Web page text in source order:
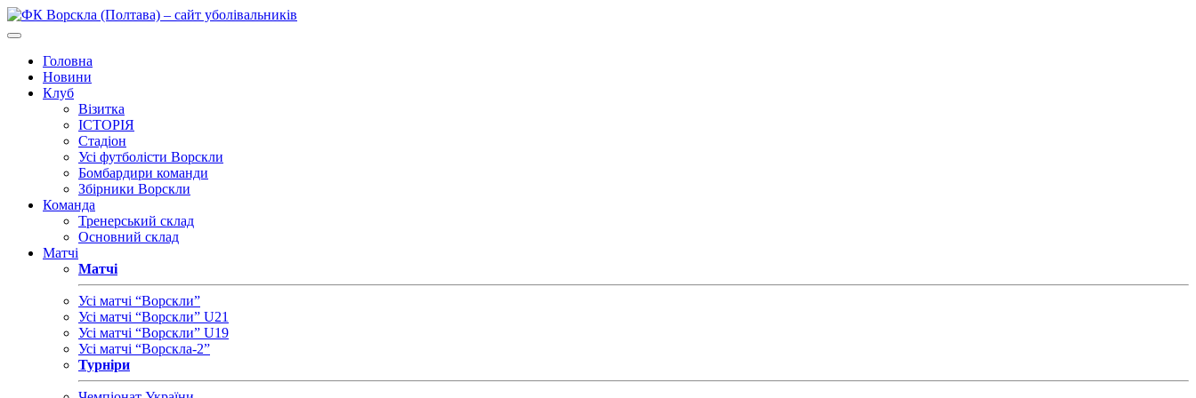
Головна
Новини
Клуб
Візитка
ІСТОРІЯ
Стадіон
Усі футболісти Ворскли
Бомбардири команди
Збірники Ворскли
Команда
Тренерський склад
Основний склад
Матчі
Матчі
Усі матчі “Ворскли”
Усі матчі “Ворскли” U21
Усі матчі “Ворскли” U19
Усі матчі “Ворскла-2”
Турніри